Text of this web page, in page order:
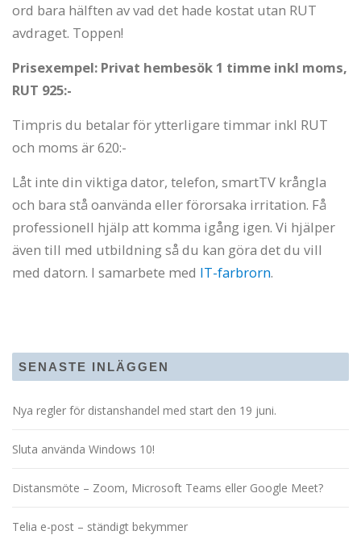
ord bara hälften av vad det hade kostat utan RUT
avdraget. Toppen!
Prisexempel: Privat hembesök 1 timme inkl moms,
RUT 925:-
Timpris du betalar för ytterligare timmar inkl RUT
och moms är 620:-
Låt inte din viktiga dator, telefon, smartTV krångla
och bara stå oanvända eller förorsaka irritation. Få
professionell hjälp att komma igång igen. Vi hjälper
även till med utbildning så du kan göra det du vill
med datorn. I samarbete med IT-farbrorn.
SENASTE INLÄGGEN
Nya regler för distanshandel med start den 19 juni.
Sluta använda Windows 10!
Distansmöte – Zoom, Microsoft Teams eller Google Meet?
Telia e-post – ständigt bekymmer